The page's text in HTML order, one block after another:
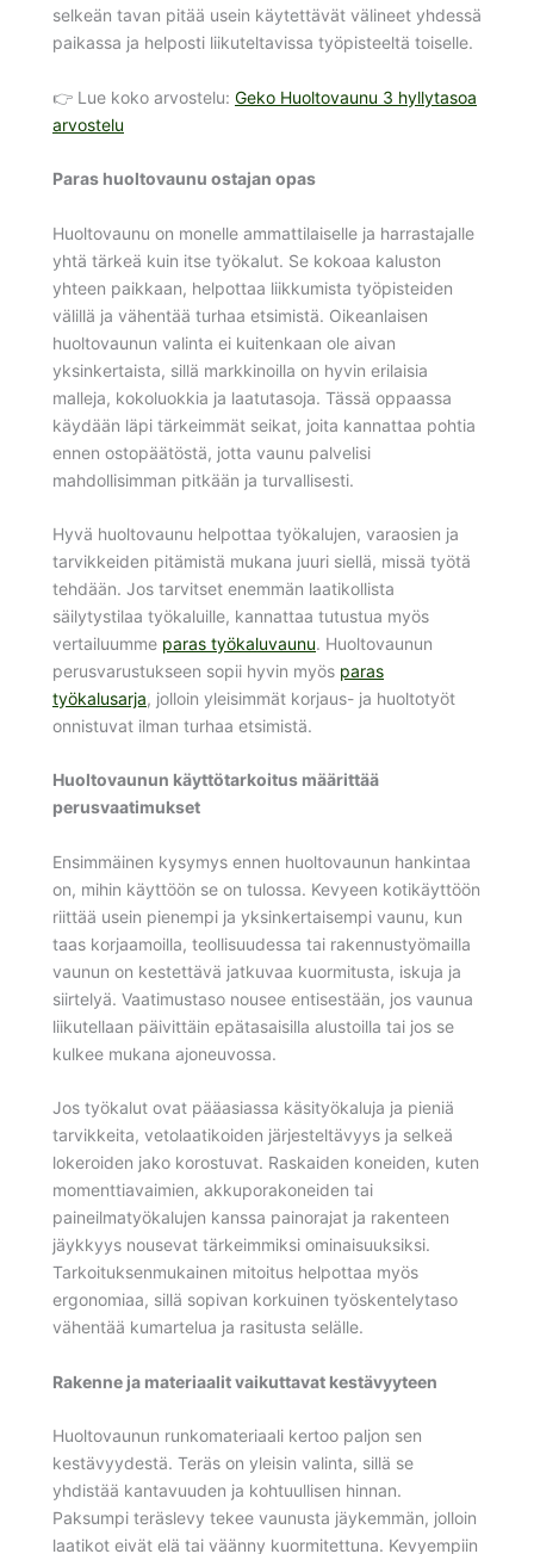
selkeän tavan pitää usein käytettävät välineet yhdessä
paikassa ja helposti liikuteltavissa työpisteeltä toiselle.
👉 Lue koko arvostelu: Geko Huoltovaunu 3 hyllytasoa
arvostelu
Paras huoltovaunu ostajan opas
Huoltovaunu on monelle ammattilaiselle ja harrastajalle
yhtä tärkeä kuin itse työkalut. Se kokoaa kaluston
yhteen paikkaan, helpottaa liikkumista työpisteiden
välillä ja vähentää turhaa etsimistä. Oikeanlaisen
huoltovaunun valinta ei kuitenkaan ole aivan
yksinkertaista, sillä markkinoilla on hyvin erilaisia
malleja, kokoluokkia ja laatutasoja. Tässä oppaassa
käydään läpi tärkeimmät seikat, joita kannattaa pohtia
ennen ostopäätöstä, jotta vaunu palvelisi
mahdollisimman pitkään ja turvallisesti.
Hyvä huoltovaunu helpottaa työkalujen, varaosien ja
tarvikkeiden pitämistä mukana juuri siellä, missä työtä
tehdään. Jos tarvitset enemmän laatikollista
säilytystilaa työkaluille, kannattaa tutustua myös
vertailuumme paras työkaluvaunu. Huoltovaunun
perusvarustukseen sopii hyvin myös paras
työkalusarja, jolloin yleisimmät korjaus- ja huoltotyöt
onnistuvat ilman turhaa etsimistä.
Huoltovaunun käyttötarkoitus määrittää
perusvaatimukset
Ensimmäinen kysymys ennen huoltovaunun hankintaa
on, mihin käyttöön se on tulossa. Kevyeen kotikäyttöön
riittää usein pienempi ja yksinkertaisempi vaunu, kun
taas korjaamoilla, teollisuudessa tai rakennustyömailla
vaunun on kestettävä jatkuvaa kuormitusta, iskuja ja
siirtelyä. Vaatimustaso nousee entisestään, jos vaunua
liikutellaan päivittäin epätasaisilla alustoilla tai jos se
kulkee mukana ajoneuvossa.
Jos työkalut ovat pääasiassa käsityökaluja ja pieniä
tarvikkeita, vetolaatikoiden järjesteltävyys ja selkeä
lokeroiden jako korostuvat. Raskaiden koneiden, kuten
momenttiavaimien, akkuporakoneiden tai
paineilmatyökalujen kanssa painorajat ja rakenteen
jäykkyys nousevat tärkeimmiksi ominaisuuksiksi.
Tarkoituksenmukainen mitoitus helpottaa myös
ergonomiaa, sillä sopivan korkuinen työskentelytaso
vähentää kumartelua ja rasitusta selälle.
Rakenne ja materiaalit vaikuttavat kestävyyteen
Huoltovaunun runkomateriaali kertoo paljon sen
kestävyydestä. Teräs on yleisin valinta, sillä se
yhdistää kantavuuden ja kohtuullisen hinnan.
Paksumpi teräslevy tekee vaunusta jäykemmän, jolloin
laatikot eivät elä tai väänny kuormitettuna. Kevyempiin